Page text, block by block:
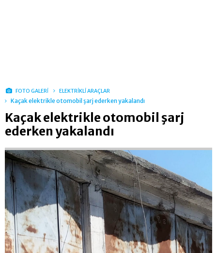
FOTO GALERİ ELEKTRİKLİ ARAÇLAR
Kaçak elektrikle otomobil şarj ederken yakalandı
Kaçak elektrikle otomobil şarj
ederken yakalandı